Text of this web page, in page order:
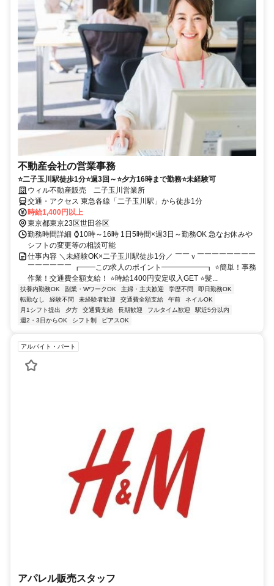
不動産会社の営業事務
⭐二子玉川駅徒歩1分⭐週3回～⭐夕方16時まで勤務⭐未経験可
ウィル不動産販売 二子玉川営業所
交通・アクセス 東急各線「二子玉川駅」から徒歩1分
時給1,400円以上
東京都東京23区世田谷区
勤務時間詳細 ⌚10時～16時 1日5時間×週3日～勤務OK 急なお休みや
シフトの変更等の相談可能
仕事内容 ＼未経験OK×二子玉川駅徒歩1分／ ￣￣ｖ￣￣￣￣￣￣￣￣
￣￣￣￣￣￣ ┏━━この求人のポイント━━━━━━┓ ⭐簡単！事務
作業！交通費全額支給！ ⭐時給1400円安定収入GET ⭐髪...
扶養内勤務OK 副業・WワークOK 主婦・主夫歓迎 学歴不問
即日勤務OK
転勤なし
経験不問 未経験者歓迎 交通費全額支給 午前
ネイルOK
月1シフト提出
夕方 交通費支給 長期歓迎 フルタイム歓迎
駅近5分以内
週2・3日からOK
シフト制 ピアスOK
アルバイト・パート
アパレル販売スタッフ